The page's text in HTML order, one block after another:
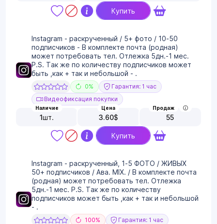
Купить
Instagram - раскрученный / 5+ фото / 10-50
подписчиков - В комплекте почта (родная)
может потребовать тел. Отлежка 5дн.-1 мес.
P.S. Так же по количеству подписчиков может
быть ,как + так и небольшой - .
0%
Гарантия: 1 час
Видеофиксация покупки
Наличие
1шт.
Цена
3.60$
Продаж
55
Купить
Instagram - раскрученный, 1-5 ФОТО / ЖИВЫХ
50+ подписчиков / Ава. MIX. / В комплекте почта
(родная) может потребовать тел. Отлежка
5дн.-1 мес. P.S. Так же по количеству
подписчиков может быть ,как + так и небольшой
- .
100%
Гарантия: 1 час